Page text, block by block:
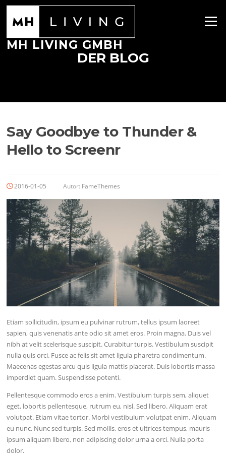
Zum
Inhalt
springen
MH LIVING GMBH
Menü
DER BLOG
Say Goodbye to Thunder &
Hello to Screenr
2016-01-05 Autor: FameThemes
Etiam sollicitudin, ipsum eu pulvinar rutrum, tellus ipsum laoreet
sapien, quis venenatis ante odio sit amet eros. Proin magna. Duis vel
nibh at velit scelerisque suscipit. Curabitur turpis. Vestibulum suscipit
nulla quis orci. Fusce ac felis sit amet ligula pharetra condimentum.
Maecenas egestas arcu quis ligula mattis placerat. Duis lobortis massa
imperdiet quam. Suspendisse potenti.
Pellentesque commodo eros a enim. Vestibulum turpis sem, aliquet
eget, lobortis pellentesque, rutrum eu, nisl. Sed libero. Aliquam erat
volutpat. Etiam vitae tortor. Morbi vestibulum volutpat enim. Aliquam
eu nunc. Nunc sed turpis. Sed mollis, eros et ultrices tempus, mauris
ipsum aliquam libero, non adipiscing dolor urna a orci. Nulla porta
dolor.